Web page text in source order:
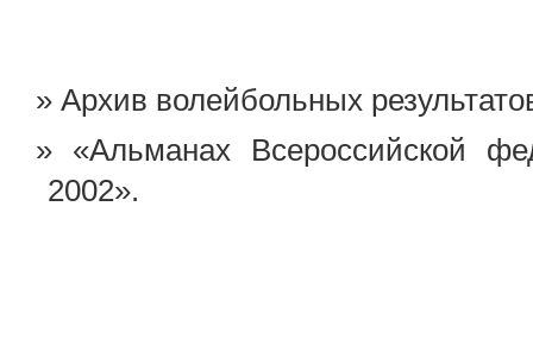
Архив волейбольных
«Альманах Всероссийской
2002».